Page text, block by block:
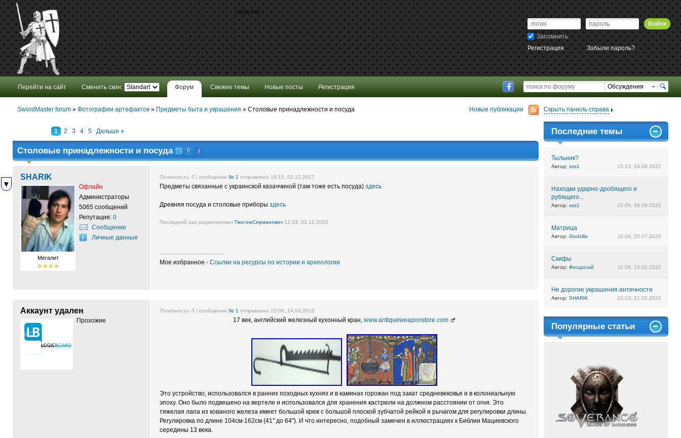
загрузка...
Перейти на сайт Сменить скин: Форум Свежие темы Новые посты Регистрация
Войти
Запомнить
Регистрация
Забыли пароль?
Обсуждения
SwordMaster forum » Фотографии артефактов » Предметы быта и украшения » Столовые принадлежности и посуда Новые публикации Скрыть панель справа
1 2 3 4 5 Дальше
Столовые принадлежности и посуда
SHARIK
Мегалит
Офлайн
Администраторы
5065 сообщений
Репутация: 0
Сообщение
Личные данные
Полезность: 0 | сообщение № 1 отправлено 14:15, 02.12.2017
Предметы связанные с украинской казаччиной (там тоже есть посуда) здесь
Древняя посуда и столовые приборы здесь
Последний раз редактировал ГжегожСерманович 12:13, 02.12.2020
------------------------------------------
Мое избранное - Ссылки на ресурсы по истории и археологии
Аккаунт удален
Прохожие
Полезность: 0 | сообщение № 1 отправлено 15:06, 24.03.2012
17 век, английский железный кухонный кран, www.antiqueweaponstore.com
Это устройство, использовался в ранних походных кухнях и в каминах горожан под закат средневековья и в колониальную
эпоху. Оно было подвешено на вертеле и использовался для хранения кастрюли на должном расстоянии от огня. Это
тяжелая лапа из кованого железа имеет большой крюк с большой плоской зубчатой ​​рейкой и рычагом для регулировки длины.
Регулировка по длине 104см-162см (41" до 64"). И что интересно, подобный замечен в иллюстрациях к Библии Мациевского
середины 13 века.
Последние темы
Тыльник?
Автор: sss1 15:13, 29.08.2022
Находки ударно-дробящего и
рубящего...
Автор: sss1 15:05, 29.08.2022
Матрица
Автор: Godzilla 11:04, 25.07.2022
Скифы
Автор: Феодосий 11:09, 23.02.2022
Не дорогие украшения античности
Автор: SHARIK 22:13, 21.02.2022
Популярные статьи
▼